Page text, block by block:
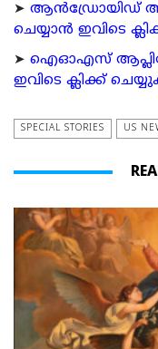
➤ ആന്‍ഡ്രോയിഡ്
ചെയ്യാന്‍ ഇവിടെ
➤ ഐഓഎസ്
ഇവിടെ ക്ലിക്ക്
SPECIAL STORIES US